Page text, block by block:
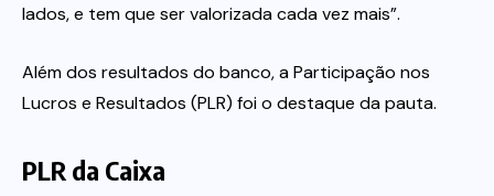
lados, e tem que ser valorizada cada vez mais”.
Além dos resultados do banco, a Participação nos
Lucros e Resultados (PLR) foi o destaque da pauta.
PLR da Caixa